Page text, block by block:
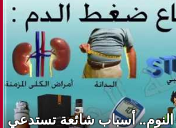
النوم.. أسباب شائعة تستدعي